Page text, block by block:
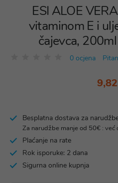
ESI ALOE
vitaminom E i
čajevca,
0 ocjena
Besplatna dostava za
Za narudžbe manje od 50€ : već
Plaćanje na rate
Rok isporuke: 2 dana
Sigurna online kupnja